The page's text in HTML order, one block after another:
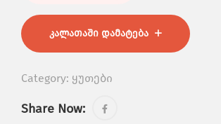
ᲙᲐᲚᲐᲗᲐᲨᲘ ᲓᲐᲛᲐᲢᲔᲑᲐ
Category: ყუთები
Share Now: